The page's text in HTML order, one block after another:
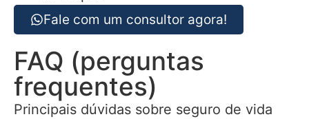
Fale com um consultor agora!
FAQ (perguntas
frequentes)
Principais dúvidas sobre seguro de vida